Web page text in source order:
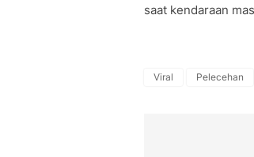
saat kendaraan
Viral Pelecehan